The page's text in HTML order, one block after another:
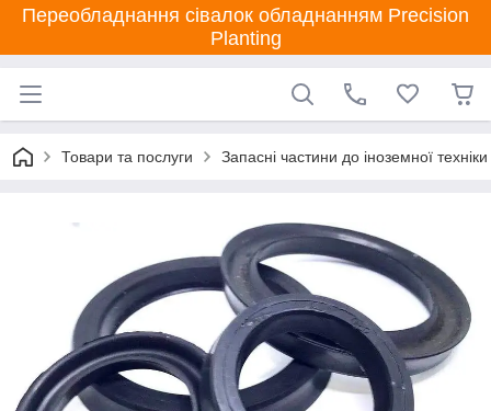
Переобладнання сівалок обладнанням Precision
Planting
Товари та послуги Запасні частини до іноземної техніки